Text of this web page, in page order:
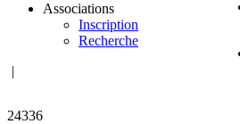
Associations
Inscription
Recherche
|
24336